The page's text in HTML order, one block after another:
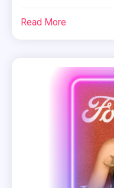
Read More